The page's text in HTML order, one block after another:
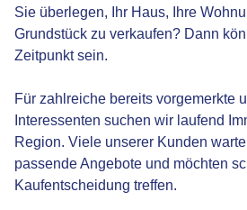
Sie überlegen, Ihr Haus, Ihre
Grundstück zu verkaufen? Dann
Zeitpunkt sein.
Für zahlreiche bereits vorgemerkte
Interessenten suchen wir laufend
Region. Viele unserer Kunden
passende Angebote und möchten
Kaufentscheidung treffen.